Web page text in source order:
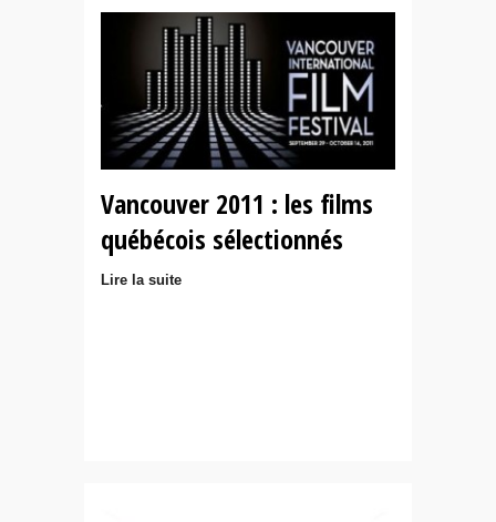
Vancouver 2011 : les films
québécois sélectionnés
Lire la suite